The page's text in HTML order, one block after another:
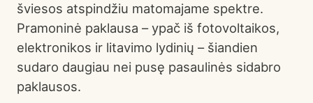
šviesos atspindžiu matomajame spektre.
Pramoninė paklausa – ypač iš fotovoltaikos,
elektronikos ir litavimo lydinių – šiandien
sudaro daugiau nei pusę pasaulinės sidabro
paklausos.